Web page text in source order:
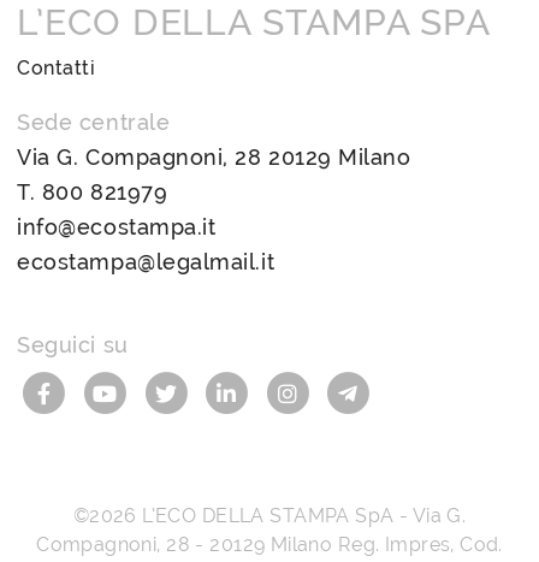
L’ECO DELLA STAMPA SPA
Contatti
Sede centrale
Via G. Compagnoni, 28 20129 Milano
T. 800 821979
info@ecostampa.it
ecostampa@legalmail.it
Seguici su
©2026 L’ECO DELLA STAMPA SpA - Via G.
Compagnoni, 28 - 20129 Milano Reg. Impres, Cod.